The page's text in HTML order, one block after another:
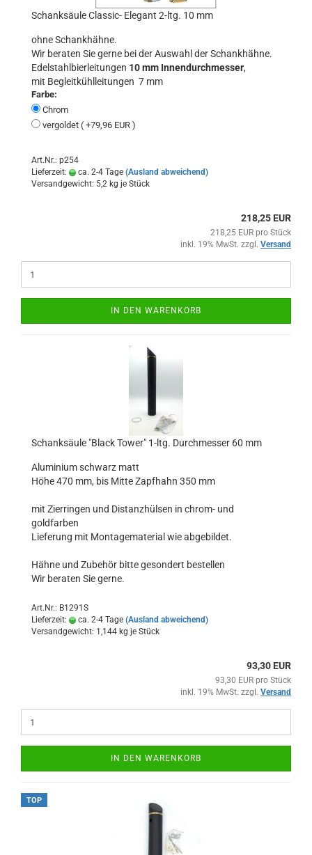
Schanksäule Classic- Elegant 2-ltg. 10 mm
ohne Schankhähne.
Wir beraten Sie gerne bei der Auswahl der Schankhähne.
Edelstahlbierleitungen 10 mm Innendurchmesser,
mit Begleitkühlleitungen 7 mm
Farbe:
Chrom
vergoldet ( +79,96 EUR )
Art.Nr.: p254
Lieferzeit:
ca. 2-4 Tage (Ausland abweichend)
Versandgewicht: 5,2 kg je Stück
218,25 EUR
218,25 EUR pro Stück
inkl. 19% MwSt. zzgl. Versand
IN DEN WARENKORB
Schanksäule "Black Tower" 1-ltg. Durchmesser 60 mm
Aluminium schwarz matt
Höhe 470 mm, bis Mitte Zapfhahn 350 mm
mit Zierringen und Distanzhülsen in chrom- und
goldfarben
Lieferung mit Montagematerial wie abgebildet.
Hähne und Zubehör bitte gesondert bestellen
Wir beraten Sie gerne.
Art.Nr.: B1291S
Lieferzeit:
ca. 2-4 Tage (Ausland abweichend)
Versandgewicht: 1,144 kg je Stück
93,30 EUR
93,30 EUR pro Stück
inkl. 19% MwSt. zzgl. Versand
IN DEN WARENKORB
TOP